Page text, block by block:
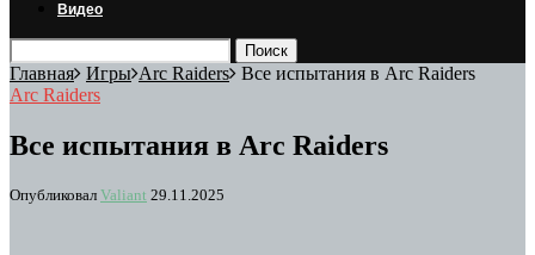
Видео
Главная Игры Arc Raiders Все испытания в Arc Raiders
Arc Raiders
Все испытания в Arc Raiders
Опубликовал Valiant 29.11.2025